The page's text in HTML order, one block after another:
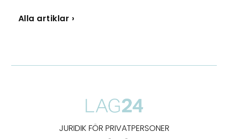
Alla artiklar ›
JURIDIK FÖR PRIVATPERSONER